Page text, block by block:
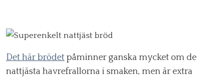
Det här brödet påminner ganska mycket om de
nattjästa havrefrallorna i smaken, men är extra